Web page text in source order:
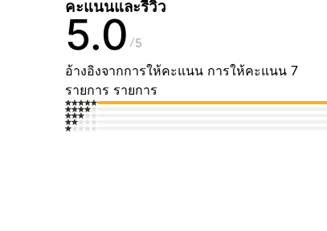
คะแนนและรีวิว
5.0 5
อ้างอิงจากการให้คะแนน การให้คะแนน 7
รายการ รายการ